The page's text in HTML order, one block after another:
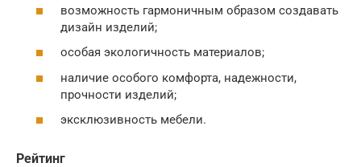
возможность гармоничным образом создавать
дизайн изделий;
особая экологичность материалов;
наличие особого комфорта, надежности,
прочности изделий;
эксклюзивность мебели.
Рейтинг